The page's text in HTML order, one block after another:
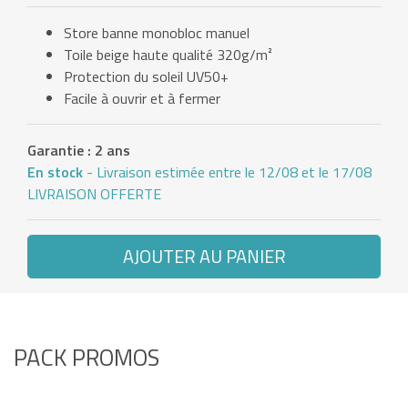
Store banne monobloc manuel
Toile beige haute qualité 320g/m²
Protection du soleil UV50+
Facile à ouvrir et à fermer
Garantie : 2 ans
En stock - Livraison estimée entre le 12/08 et le 17/08
LIVRAISON OFFERTE
AJOUTER AU PANIER
PACK PROMOS